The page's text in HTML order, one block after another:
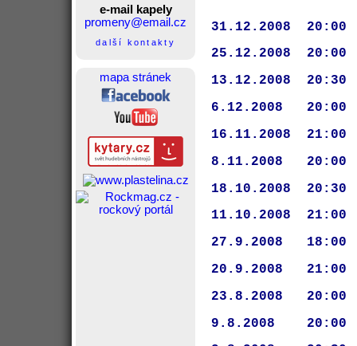
e-mail kapely
promeny@email.cz
další kontakty
mapa stránek
31.12.2008  20:00
25.12.2008  20:00
13.12.2008  20:30
6.12.2008   20:00
16.11.2008  21:00
8.11.2008   20:00
18.10.2008  20:30
11.10.2008  21:00
27.9.2008   18:00
20.9.2008   21:00
23.8.2008   20:00
9.8.2008    20:00